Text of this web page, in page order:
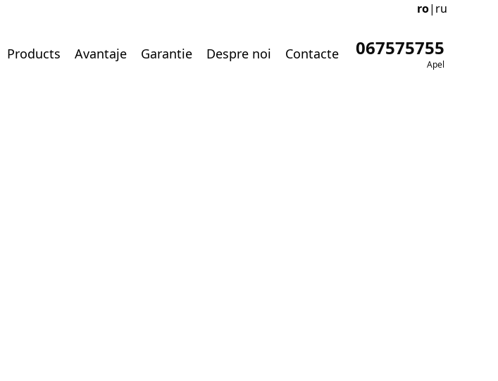
ro| ru
Products Avantaje Garantie Despre noi Contacte 067575755
Apel